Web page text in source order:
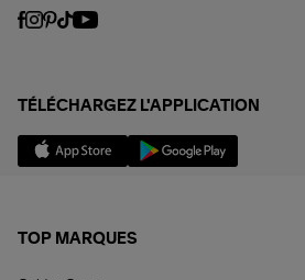
TÉLÉCHARGEZ L'APPLICATION
TOP MARQUES